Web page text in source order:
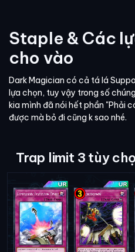
Staple & Các
cho vào
Dark Magician có cả tá lá
lựa chọn, tuy vậy trong số
kia mình đã nói hết phần "Phải
được mà bỏ đi cũng k sao nhé.
Trap limit 3 tùy